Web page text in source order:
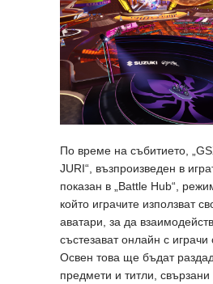
По време на събитието,
JURI“, възпроизведен в
показан в „Battle Hub“,
който играчите използват
аватари, за да
състезават онлайн с играчи
Освен това ще бъдат
предмети и титли, свързани